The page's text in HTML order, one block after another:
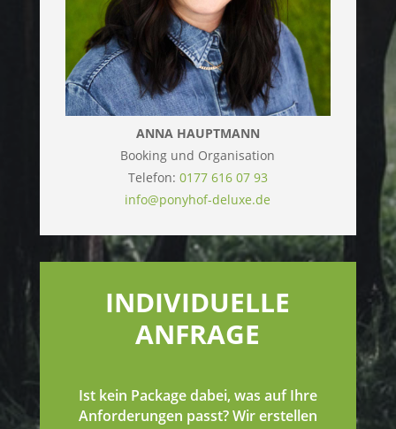
ANNA HAUPTMANN
Booking und Organisation
Telefon: 0177 616 07 93
info@ponyhof-deluxe.de
INDIVIDUELLE
ANFRAGE
Ist kein Package dabei, was auf Ihre
Anforderungen passt? Wir erstellen